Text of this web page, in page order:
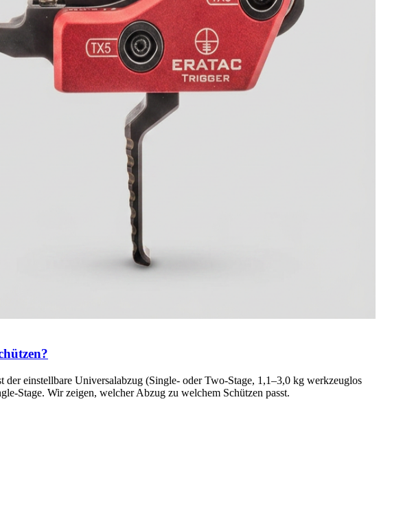
einstellbare Universalabzug (Single- oder Two-Stage, 1,1–3,0 kg werkzeuglos
Stage. Wir zeigen, welcher Abzug zu welchem Schützen passt.